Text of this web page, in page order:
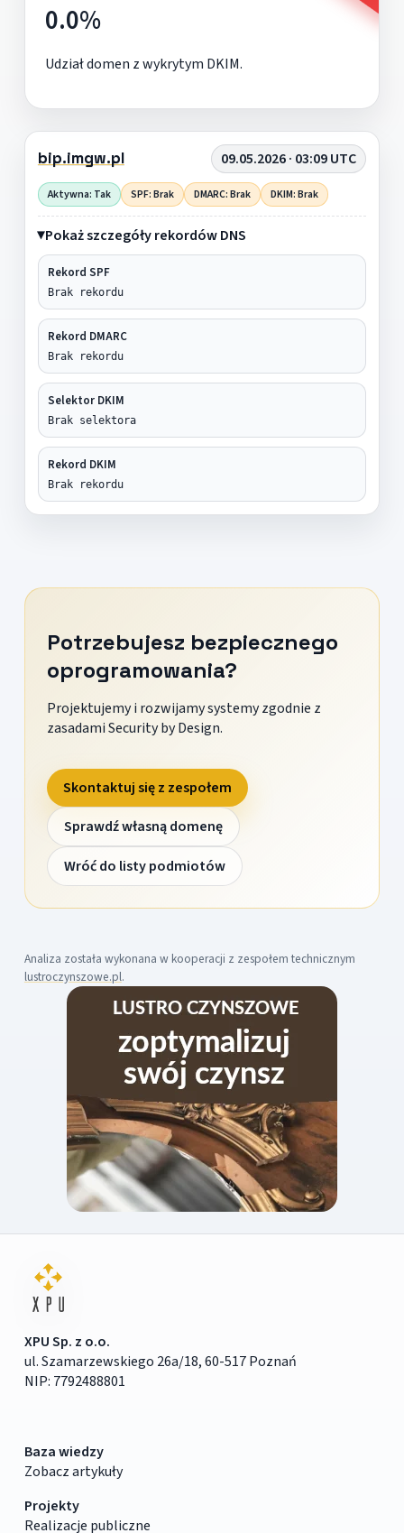
0.0%
Udział domen z wykrytym DKIM.
bip.imgw.pl 09.05.2026 · 03:09 UTC
Aktywna: Tak SPF: Brak DMARC: Brak DKIM: Brak
Pokaż szczegóły rekordów DNS
Rekord SPF
Brak rekordu
Rekord DMARC
Brak rekordu
Selektor DKIM
Brak selektora
Rekord DKIM
Brak rekordu
Potrzebujesz bezpiecznego
oprogramowania?
Projektujemy i rozwijamy systemy zgodnie z
zasadami Security by Design.
Skontaktuj się z zespołem
Sprawdź własną domenę
Wróć do listy podmiotów
Analiza została wykonana w kooperacji z zespołem technicznym
lustroczynszowe.pl.
XPU Sp. z o.o.
ul. Szamarzewskiego 26a/18, 60-517 Poznań
NIP: 7792488801
Baza wiedzy
Zobacz artykuły
Projekty
Realizacje publiczne